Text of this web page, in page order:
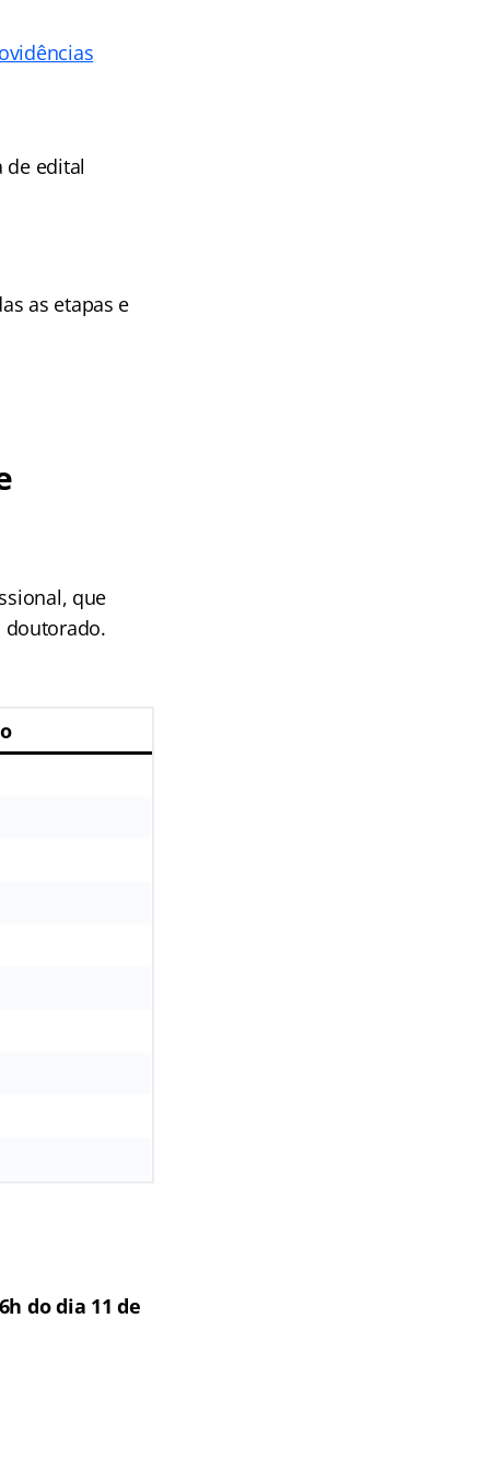
de edital
as etapas e
que
doutorado.
do dia 11 de